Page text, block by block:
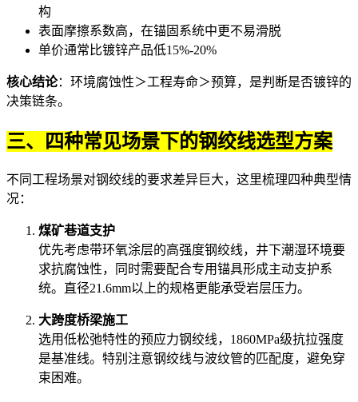
构
表面摩擦系数高，在锚固系统中更不易滑脱
单价通常比镀锌产品低15%-20%
核心结论：环境腐蚀性＞工程寿命＞预算，是判断是否镀锌的
决策链条。
三、四种常见场景下的钢绞线选型方案
不同工程场景对钢绞线的要求差异巨大，这里梳理四种典型情
况：
煤矿巷道支护
优先考虑带环氧涂层的高强度钢绞线，井下潮湿环境要
求抗腐蚀性，同时需要配合专用锚具形成主动支护系
统。直径21.6mm以上的规格更能承受岩层压力。
大跨度桥梁施工
选用低松弛特性的预应力钢绞线，1860MPa级抗拉强度
是基准线。特别注意钢绞线与波纹管的匹配度，避免穿
束困难。